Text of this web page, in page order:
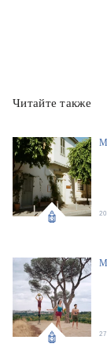
Читайте также